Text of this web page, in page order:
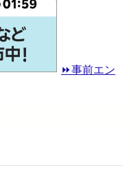
⏩️事前エン